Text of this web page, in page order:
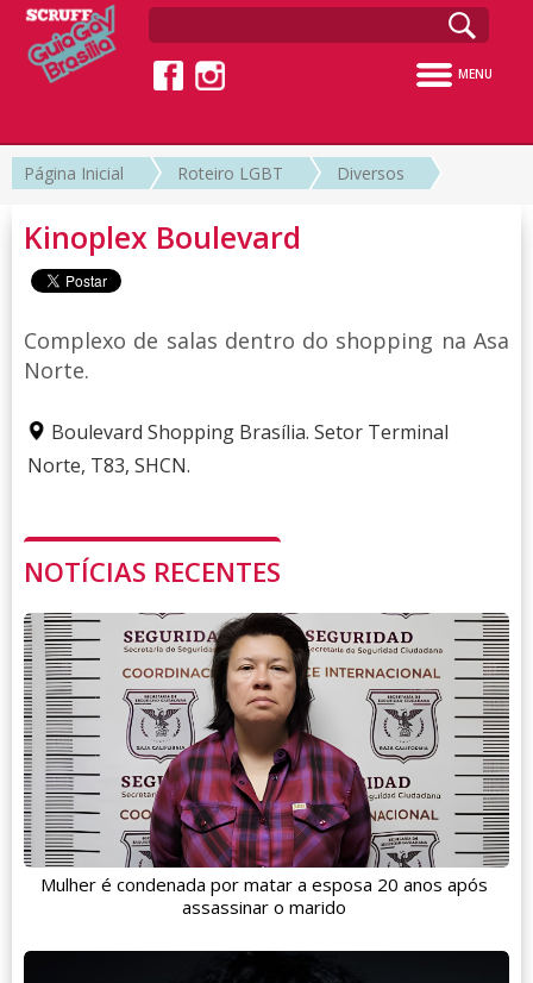
MENU
Página Inicial Roteiro LGBT Diversos
Kinoplex Boulevard
Complexo de salas dentro do shopping na Asa
Norte.
Boulevard Shopping Brasília. Setor Terminal
Norte, T83, SHCN.
NOTÍCIAS RECENTES
Mulher é condenada por matar a esposa 20 anos após
assassinar o marido